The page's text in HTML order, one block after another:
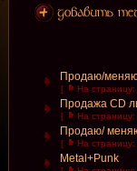
Продаю/
[ На страницу:
Продажа CD
[ На страницу:
Продаю/
[ На страницу:
Metal+Punk